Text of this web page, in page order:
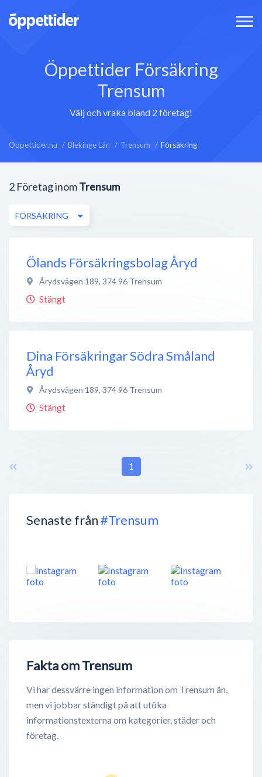
Öppettider Försäkring
Trensum
Välj och vraka bland 2 företag!
Öppettider.nu Blekinge Län Trensum Försäkring
Senaste från#Trensum
Fakta om Trensum
Vi har dessvärre ingen information om Trensum än,
men vi jobbar ständigt på att utöka
informationstexterna om kategorier, städer och
företag.
2 Företag inomTrensum
FÖRSÄKRING
Ölands Försäkringsbolag Åryd
Årydsvägen 189, 374 96 Trensum
Stängt
Dina Försäkringar Södra Småland
Åryd
Årydsvägen 189, 374 96 Trensum
Stängt
1